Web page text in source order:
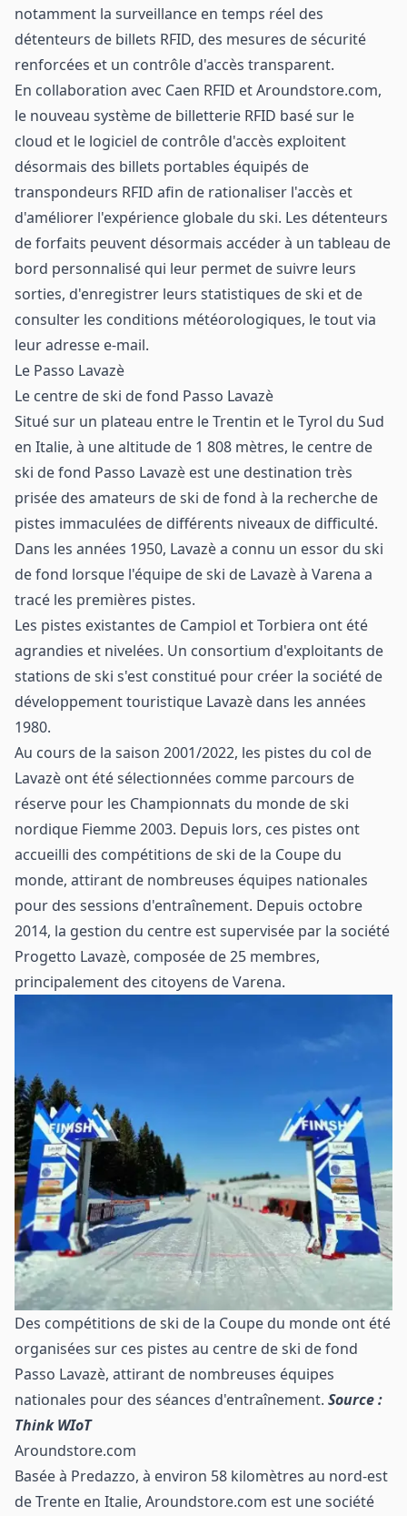
notamment la surveillance en temps réel des
détenteurs de billets RFID, des mesures de sécurité
renforcées et un contrôle d'accès transparent.
En collaboration avec Caen RFID et Aroundstore.com,
le nouveau système de billetterie RFID basé sur le
cloud et le logiciel de contrôle d'accès exploitent
désormais des billets portables équipés de
transpondeurs RFID afin de rationaliser l'accès et
d'améliorer l'expérience globale du ski. Les détenteurs
de forfaits peuvent désormais accéder à un tableau de
bord personnalisé qui leur permet de suivre leurs
sorties, d'enregistrer leurs statistiques de ski et de
consulter les conditions météorologiques, le tout via
leur adresse e-mail.
Le Passo Lavazè
Le centre de ski de fond Passo Lavazè
Situé sur un plateau entre le Trentin et le Tyrol du Sud
en Italie, à une altitude de 1 808 mètres, le centre de
ski de fond Passo Lavazè est une destination très
prisée des amateurs de ski de fond à la recherche de
pistes immaculées de différents niveaux de difficulté.
Dans les années 1950, Lavazè a connu un essor du ski
de fond lorsque l'équipe de ski de Lavazè à Varena a
tracé les premières pistes.
Les pistes existantes de Campiol et Torbiera ont été
agrandies et nivelées. Un consortium d'exploitants de
stations de ski s'est constitué pour créer la société de
développement touristique Lavazè dans les années
1980.
Au cours de la saison 2001/2022, les pistes du col de
Lavazè ont été sélectionnées comme parcours de
réserve pour les Championnats du monde de ski
nordique Fiemme 2003. Depuis lors, ces pistes ont
accueilli des compétitions de ski de la Coupe du
monde, attirant de nombreuses équipes nationales
pour des sessions d'entraînement. Depuis octobre
2014, la gestion du centre est supervisée par la société
Progetto Lavazè, composée de 25 membres,
principalement des citoyens de Varena.
Des compétitions de ski de la Coupe du monde ont été
organisées sur ces pistes au centre de ski de fond
Passo Lavazè, attirant de nombreuses équipes
nationales pour des séances d'entraînement. Source :
Think WIoT
Aroundstore.com
Basée à Predazzo, à environ 58 kilomètres au nord-est
de Trente en Italie, Aroundstore.com est une société